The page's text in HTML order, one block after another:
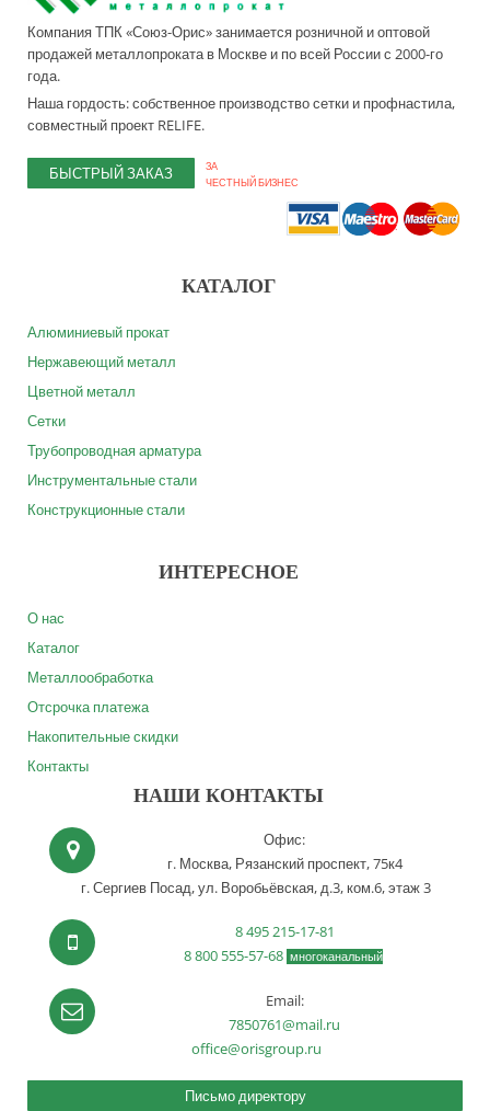
Компания ТПК «Союз-Орис» занимается розничной и оптовой
продажей металлопроката в Москве и по всей России с 2000-го
года.
Наша гордость: собственное производство сетки и профнастила,
совместный проект RELIFE.
БЫСТРЫЙ ЗАКАЗ
ЗА
ЧЕСТНЫЙ БИЗНЕС
КАТАЛОГ
Алюминиевый прокат
Нержавеющий металл
Цветной металл
Сетки
Трубопроводная арматура
Инструментальные стали
Конструкционные стали
ИНТЕРЕСНОЕ
О нас
Каталог
Металлообработка
Отсрочка платежа
Накопительные скидки
Контакты
НАШИ КОНТАКТЫ
Офис:
г. Москва, Рязанский проспект, 75к4
г. Сергиев Посад,ул. Воробьёвская, д.3, ком.6, этаж 3
8 495 215-17-81
8 800 555-57-68 многоканальный
Email:
7850761@mail.ru
office@orisgroup.ru
Письмо директору